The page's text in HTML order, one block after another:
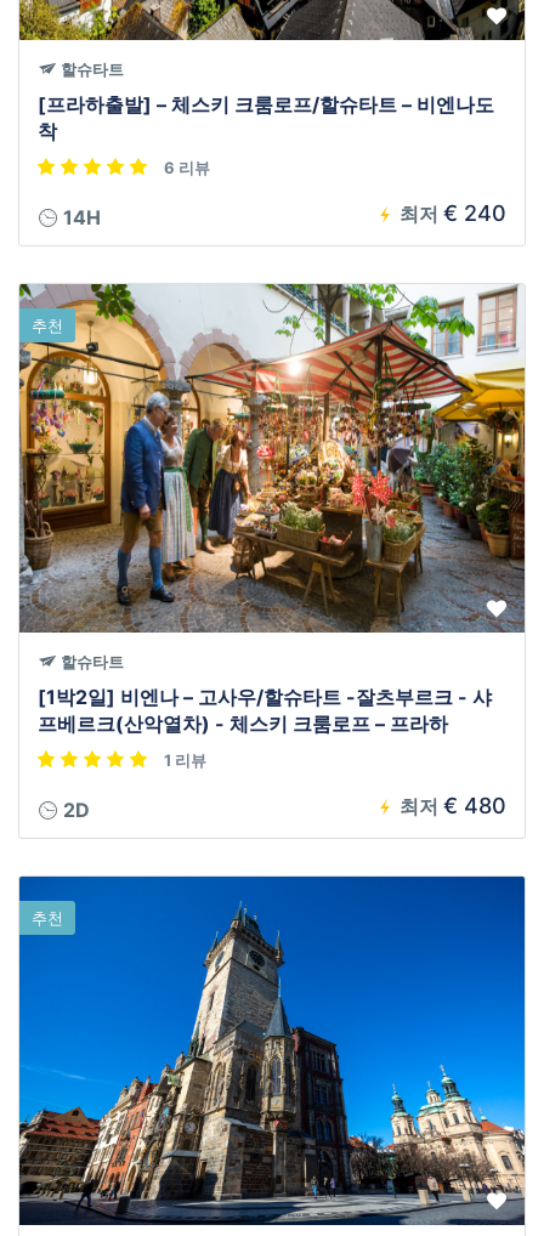
할슈타트
[프라하출발] – 체스키 크룸로프/할슈타트 – 비엔나도
착
6 리뷰
14H 최저 € 240
추천
할슈타트
[1박2일] 비엔나 – 고사우/할슈타트 -잘츠부르크 - 샤
프베르크(산악열차) - 체스키 크룸로프 – 프라하
1 리뷰
2D 최저 € 480
추천